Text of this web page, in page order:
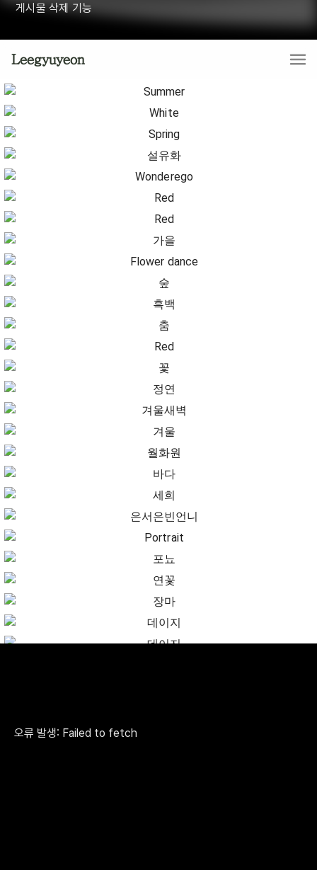
게시물 삭제 기능